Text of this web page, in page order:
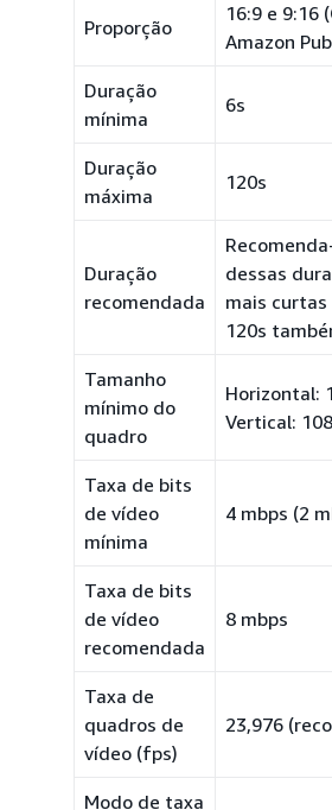
Proporção
16:9 e 9:16
Amazon
Duração
mínima
6s
Duração
máxima
120s
Duração
recomendada
dessas
mais curtas
120s
Tamanho
mínimo do
quadro
Horizontal:
Vertical:
Taxa de bits
de vídeo
mínima
4 mbps (2
Taxa de bits
de vídeo
recomendada
8 mbps
Taxa de
quadros de
vídeo (fps)
23,976
Modo de taxa